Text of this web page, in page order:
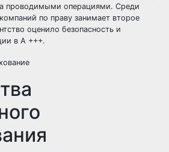
проводимыми операциями. Среди
по праву занимает второе
оценило безопасность и
в А +++.